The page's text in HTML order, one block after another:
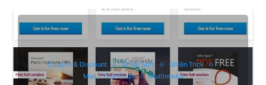
Coupon & Discount Ghiền Soft
Ghiền Trick
Mẹo / Thủ Thuật
Multimedia